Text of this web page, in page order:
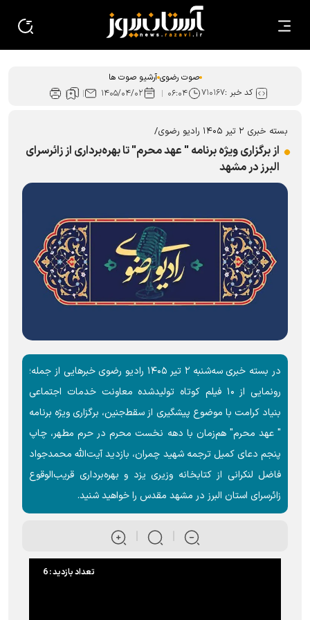
صوت رضوی آرشیو صوت ها
کد خبر :۷۱۰۱۶۷ ۰۶:۰۴ ۱۴۰۵/۰۴/۰۲
بسته خبری ۲ تیر ۱۴۰۵ رادیو رضوی/
از برگزاری ویژه برنامه " عهد محرم" تا بهره‌برداری از زائرسرای
البرز در مشهد
در بسته خبری سه‌شنبه ۲ تیر ۱۴۰۵ رادیو رضوی خبرهایی از جمله؛
رونمایی از ۱۰ فیلم کوتاه تولیدشده معاونت خدمات اجتماعی
بنیاد کرامت با موضوع پیشگیری از سقط‌جنین، برگزاری ویژه برنامه
" عهد محرم" هم‌زمان با دهه نخست محرم در حرم مطهر، چاپ
پنجم دعای کمیل ترجمه شهید چمران، بازدید آیت‌الله محمدجواد
فاضل لنکرانی از کتابخانه وزیری یزد و بهره‌برداری قریب‌الوقوع
زائرسرای استان البرز در مشهد مقدس را خواهید شنید.
تعداد بازدید : 6